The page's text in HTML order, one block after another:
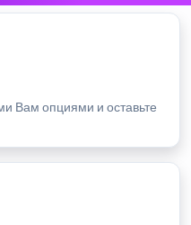
Вам опциями и оставьте